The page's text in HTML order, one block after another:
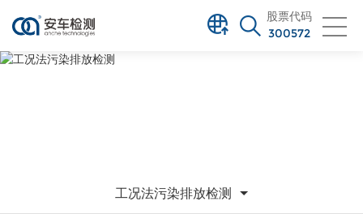
股票代码
300572
工况法污染排放检测